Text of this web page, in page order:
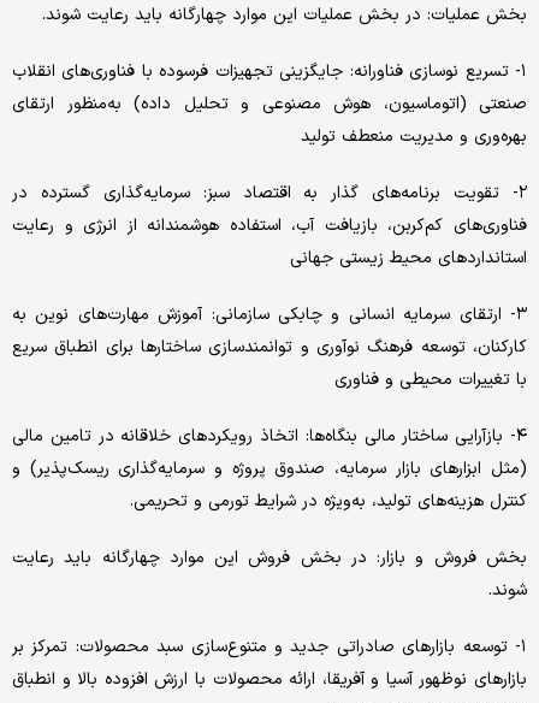
بخش‌ عملیات: در بخش عملیات این موارد چهارگانه باید رعایت شوند.
۱- تسریع‌ نوسازی‌ فناورانه‌: جایگزینی‌ تجهیزات فرسوده با فناوری‌های‌ انقلاب
صنعتی‌ (اتوماسیون، هوش مصنوعی‌ و تحلیل‌ داده) به‌منظور ارتقای
بهره‌وری‌ و مدیریت‌ منعطف‌ تولید
۲- تقویت‌ برنامه‌های‌ گذار به‌ اقتصاد سبز: سرمایه‌گذاری‌ گسترده در
فناوری‌های‌ کم‌کربن‌، بازیافت‌ آب، استفاده هوشمندانه‌ از انرژی‌ و رعایت‌
استانداردهای‌ محیط‌ زیستی‌ جهانی‌
۳- ارتقای سرمایه‌ انسانی‌ و چابکی‌ سازمانی‌: آموزش مهارت‌های‌ نوین‌ به‌
کارکنان، توسعه‌ فرهنگ‌ نوآوری‌ و توانمندسازی‌ ساختارها برای‌ انطباق سریع‌
با تغییرات محیطی‌ و فناوری‌
۴- بازآرایی‌ ساختار مالی‌ بنگاه‌ها: اتخاذ رویکردهای‌ خلاقانه‌ در تامین‌ مالی‌
(مثل‌ ابزارهای‌ بازار سرمایه‌، صندوق پروژه و سرمایه‌گذاری‌ ریسک‌پذیر) و
کنترل هزینه‌های‌ تولید، به‌ویژه در شرایط‌ تورمی‌ و تحریمی‌.
بخش‌ فروش و بازار: در بخش فروش این موارد چهارگانه باید رعایت
شوند.
۱- توسعه‌ بازارهای‌ صادراتی‌ جدید و متنوع‌سازی‌ سبد محصولات: تمرکز بر
بازارهای‌ نوظهور آسیا و آفریقا، ارائه‌ محصولات با ارزش ‌افزوده بالا و انطباق